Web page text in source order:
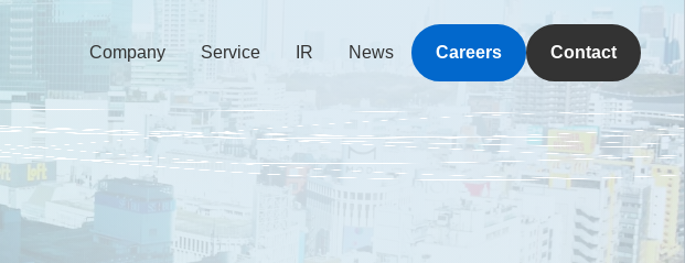
Company Service IR News Careers Contact